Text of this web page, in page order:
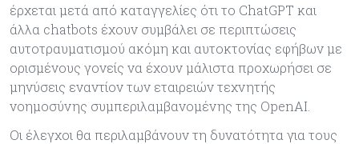
έρχεται μετά από καταγγελίες ότι το ChatGPT και
άλλα chatbots έχουν συμβάλει σε περιπτώσεις
αυτοτραυματισμού ακόμη και αυτοκτονίας εφήβων με
ορισμένους γονείς να έχουν μάλιστα προχωρήσει σε
μηνύσεις εναντίον των εταιρειών τεχνητής
νοημοσύνης συμπεριλαμβανομένης της OpenAI.
Οι έλεγχοι θα περιλαμβάνουν τη δυνατότητα για τους